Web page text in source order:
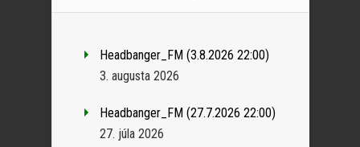
Headbanger_FM (3.8.2026 22:00)
3. augusta 2026
Headbanger_FM (27.7.2026 22:00)
27. júla 2026